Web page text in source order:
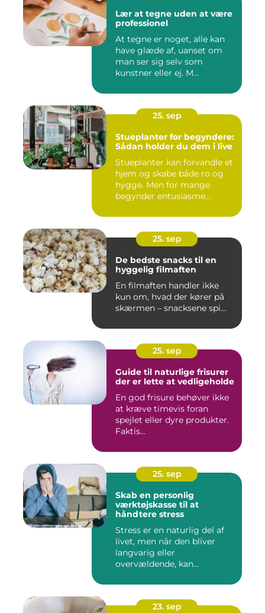
Lær at tegne uden at være
professionel
At tegne er noget, alle kan
have glæde af, uanset om
man ser sig selv som
kunstner eller ej. M...
25. sep
Stueplanter for begyndere:
Sådan holder du dem i live
Stueplanter kan forvandle et
hjem og skabe både ro og
hygge. Men for mange
begynder entusiasme...
25. sep
De bedste snacks til en
hyggelig filmaften
En filmaften handler ikke
kun om, hvad der kører på
skærmen – snacksene spi...
25. sep
Guide til naturlige frisurer
der er lette at vedligeholde
En god frisure behøver ikke
at kræve timevis foran
spejlet eller dyre produkter.
Faktis...
25. sep
Skab en personlig
værktøjskasse til at
håndtere stress
Stress er en naturlig del af
livet, men når den bliver
langvarig eller
overvældende, kan...
23. sep